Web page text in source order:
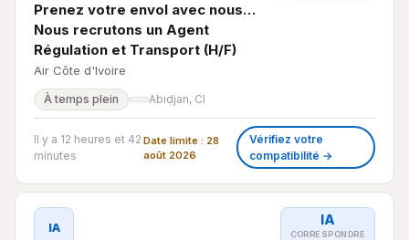
Prenez votre envol avec nous…
Nous recrutons un Agent
Régulation et Transport (H/F)
Air Côte d'Ivoire
À temps plein Abidjan, CI
Il y a 12 heures et 42
minutes
Date limite : 28
août 2026
Vérifiez votre
compatibilité →
IA IA
CORRESPONDRE